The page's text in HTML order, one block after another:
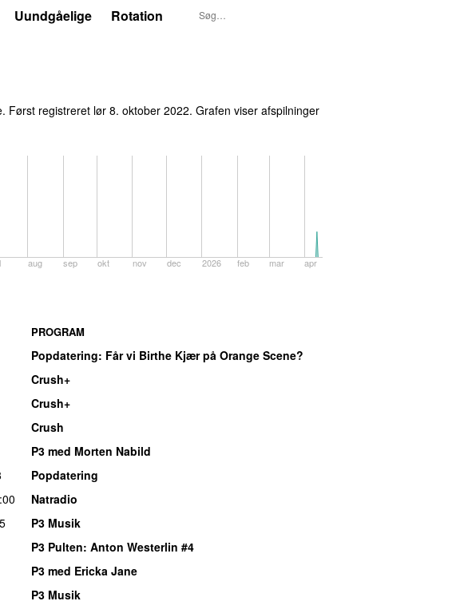
Uundgåelige Rotation
Først registreret lør 8. oktober 2022. Grafen viser afspilninger
aug sep okt nov dec 2026 feb mar apr
PROGRAM
Popdatering: Får vi Birthe Kjær på Orange Scene?
Crush+
Crush+
Crush
P3 med Morten Nabild
Popdatering
Natradio
P3 Musik
P3 Pulten: Anton Westerlin #4
P3 med Ericka Jane
P3 Musik